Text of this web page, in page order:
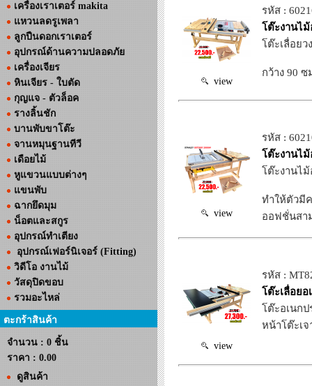
เครื่องเราเตอร์ makita
แหวนลดรูเพลา
ลูกปืนดอกเราเตอร์
อุปกรณ์ด้านความปลอดภัย
เครื่องเจียร
หินเจียร - ใบตัด
กุญแจ - ตัวล็อค
รางลิ้นชัก
บานพับขาโต๊ะ
จานหมุนฐานทีวี
เดือยไม้
หูแขวนแบบต่างๆ
แขนพับ
ฉากยึดมุม
น็อตและสกูร
อุปกรณ์ทำเตียง
อุปกรณ์เฟอร์นิเจอร์ (Fitting)
วิดีโอ งานไม้
วัสดุปิดขอบ
รวมอะไหล่
ตะกร้าสินค้า
จำนวน : 0 ชิ้น
ราคา : 0.00
ดูสินค้า
view
รหัส :
โต๊ะงานไม้
โต๊ะเลื่อยว
กว้าง 90
view
รหัส :
โต๊ะงานไม้
โต๊ะงานไม้
ทำให้ตัวมี
ออฟชั่นสา
view
รหัส :
โต๊ะเลื่อย
โต๊ะอเนก
หน้าโต๊ะเจ